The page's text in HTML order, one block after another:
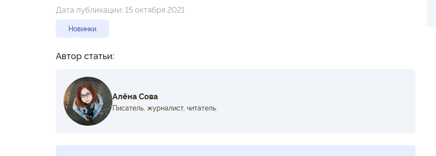
Дата публикации: 15 октября 2021
Новинки
Автор статьи:
Алёна Сова
Писатель, журналист, читатель.